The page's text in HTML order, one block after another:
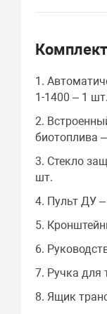
1.
1-1400 – 1 шт.
2.
биотоплива
3. Стекло
шт.
4. Пульт ДУ
5.
6.
7. Ручка для
8. Ящик